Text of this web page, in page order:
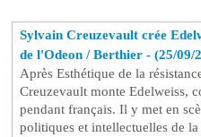
Sylvain Creuzevault crée
de l'Odeon / Berthier - (25/09/
Après Esthétique de la
Creuzevault monte Edelweiss,
pendant français. Il y met en
politiques et intellectuelles de